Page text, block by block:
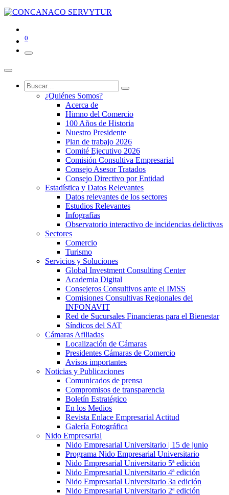
0
¿Quiénes Somos?
Acerca de
Himno del Comercio
100 Años de Historia
Nuestro Presidente
Plan de trabajo 2026
Comité Ejecutivo 2026
Comisión Consultiva Empresarial
Consejo Asesor Tratados
Consejo Directivo por Entidad
Estadística y Datos Relevantes
Datos relevantes de los sectores
Estudios Relevantes
Infografías
Observatorio interactivo de incidencias delictivas
Sectores
Comercio
Turismo
Servicios y Soluciones
Global Investment Consulting Center
Academia Digital
Consejeros Consultivos ante el IMSS
Comisiones Consultivas Regionales del
INFONAVIT
Red de Sucursales Financieras para el Bienestar
Síndicos del SAT
Cámaras Afiliadas
Localización de Cámaras
Presidentes Cámaras de Comercio
Avisos importantes
Noticias y Publicaciones
Comunicados de prensa
Compromisos de transparencia
Boletín Estratégico
En los Medios
Revista Enlace Empresarial Actitud
Galería Fotográfica
Nido Empresarial
Nido Empresarial Universitario | 15 de junio
Programa Nido Empresarial Universitario
Nido Empresarial Universitario 5ª edición
Nido Empresarial Universitario 4ª edición
Nido Empresarial Universitario 3a edición
Nido Empresarial Universitario 2ª edición